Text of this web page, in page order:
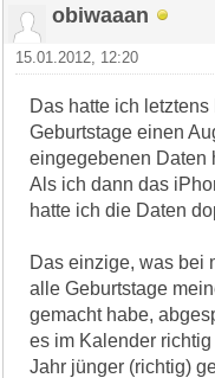
obiwaaan
15.01.2012, 12:20
Das hatte ich
Geburtstage einen
eingegebenen Daten
Als ich dann das
hatte ich die Daten
Das einzige, was bei
alle Geburtstage
gemacht habe,
es im Kalender
Jahr jünger (richtig)